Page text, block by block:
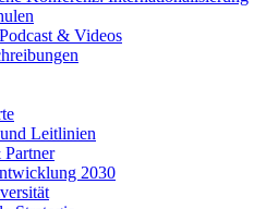
& Videos
Leitlinien
2030